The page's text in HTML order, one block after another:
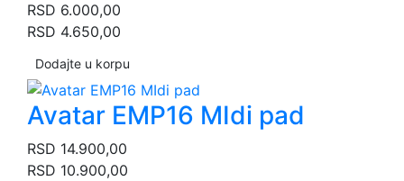
RSD 6.000,00
RSD 4.650,00
Dodajte u korpu
Avatar EMP16 MIdi pad
RSD 14.900,00
RSD 10.900,00